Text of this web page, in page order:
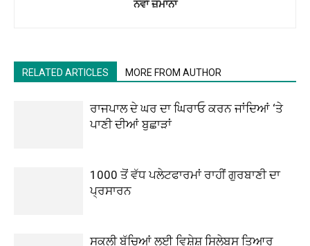
ਨਵਾਂ ਜ਼ਮਾਨਾ
RELATED ARTICLES MORE FROM AUTHOR
ਰਾਜਪਾਲ ਦੇ ਘਰ ਦਾ ਘਿਰਾਓ ਕਰਨ ਜਾਂਦਿਆਂ ‘ਤੇ
ਪਾਣੀ ਦੀਆਂ ਬੁਛਾੜਾਂ
1000 ਤੋਂ ਵੱਧ ਪਲੇਟਫਾਰਮਾਂ ਰਾਹੀਂ ਗੁਰਬਾਣੀ ਦਾ
ਪ੍ਰਸਾਰਨ
ਸਕੂਲੀ ਬੱਚਿਆਂ ਲਈ ਵਿਸ਼ੇਸ਼ ਸਿਲੇਬਸ ਤਿਆਰ